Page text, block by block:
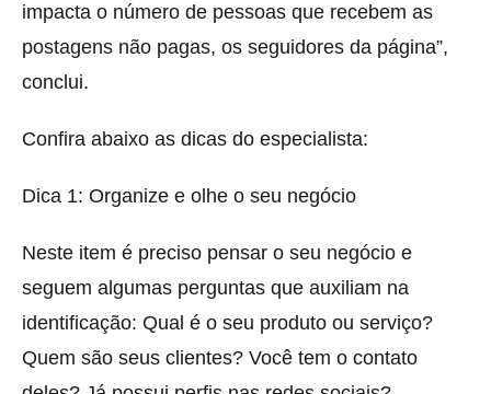
impacta o número de pessoas que recebem as
postagens não pagas, os seguidores da página”,
conclui.
Confira abaixo as dicas do especialista:
Dica 1: Organize e olhe o seu negócio
Neste item é preciso pensar o seu negócio e
seguem algumas perguntas que auxiliam na
identificação: Qual é o seu produto ou serviço?
Quem são seus clientes? Você tem o contato